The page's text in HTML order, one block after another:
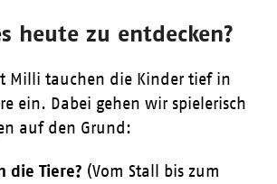
heute zu entdecken?
Milli tauchen die Kinder tief in
ein. Dabei gehen wir spielerisch
auf den Grund:
die Tiere? (Vom Stall bis zum